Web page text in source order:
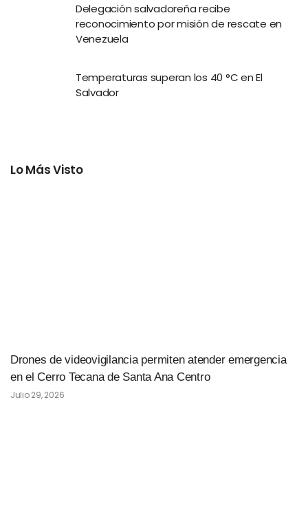
Delegación salvadoreña recibe
reconocimiento por misión de rescate en
Venezuela
Temperaturas superan los 40 °C en El
Salvador
Lo Más Visto
Drones de videovigilancia permiten atender emergencia
en el Cerro Tecana de Santa Ana Centro
Julio 29, 2026